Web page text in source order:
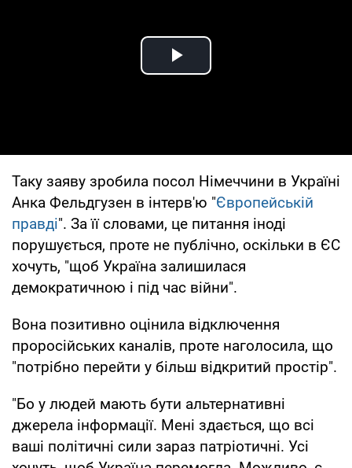
Play Video
Таку заяву зробила посол Німеччини в Україні
Анка Фельдгузен в інтерв'ю "Європейській
правді". За її словами, це питання іноді
порушується, проте не публічно, оскільки в ЄС
хочуть, "щоб Україна залишилася
демократичною і під час війни".
Вона позитивно оцінила відключення
проросійських каналів, проте наголосила, що
"потрібно перейти у більш відкритий простір".
"Бо у людей мають бути альтернативні
джерела інформації. Мені здається, що всі
ваші політичні сили зараз патріотичні. Усі